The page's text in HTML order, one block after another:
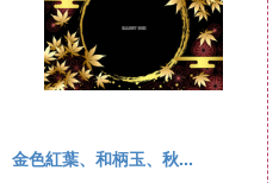
金色紅葉、和柄玉、秋...